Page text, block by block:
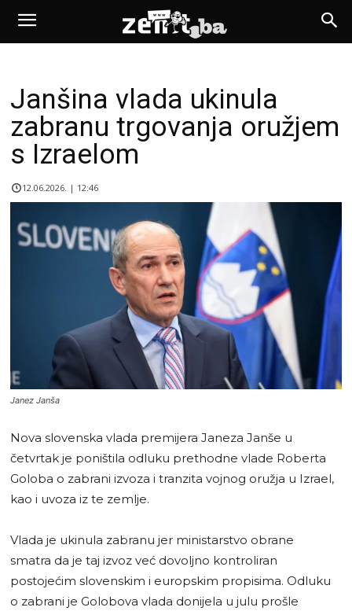
Janšina vlada ukinula
zabranu trgovanja oružjem
s Izraelom
12.06.2026. | 12:46
Janez Janša
Nova slovenska vlada premijera Janeza Janše u
četvrtak je poništila odluku prethodne vlade Roberta
Goloba o zabrani izvoza i tranzita vojnog oružja u Izrael,
kao i uvoza iz te zemlje.
Vlada je ukinula zabranu jer ministarstvo obrane
smatra da je taj izvoz već dovoljno kontroliran
postojećim slovenskim i europskim propisima. Odluku
o zabrani je Golobova vlada donijela u julu prošle